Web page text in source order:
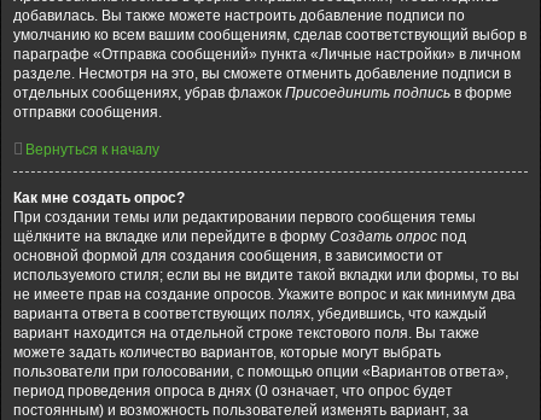
добавилась. Вы также можете настроить добавление подписи по
умолчанию ко всем вашим сообщениям, сделав соответствующий выбор в
параграфе «Отправка сообщений» пункта «Личные настройки» в личном
разделе. Несмотря на это, вы сможете отменить добавление подписи в
отдельных сообщениях, убрав флажок Присоединить подпись в форме
отправки сообщения.
Вернуться к началу
Как мне создать опрос?
При создании темы или редактировании первого сообщения темы
щёлкните на вкладке или перейдите в форму Создать опрос под
основной формой для создания сообщения, в зависимости от
используемого стиля; если вы не видите такой вкладки или формы, то вы
не имеете прав на создание опросов. Укажите вопрос и как минимум два
варианта ответа в соответствующих полях, убедившись, что каждый
вариант находится на отдельной строке текстового поля. Вы также
можете задать количество вариантов, которые могут выбрать
пользователи при голосовании, с помощью опции «Вариантов ответа»,
период проведения опроса в днях (0 означает, что опрос будет
постоянным) и возможность пользователей изменять вариант, за